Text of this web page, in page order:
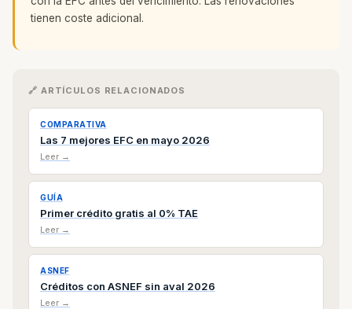
tienen coste adicional.
🔗 ARTÍCULOS RELACIONADOS
COMPARATIVA
Las 7 mejores EFC en mayo 2026
Leer →
GUÍA
Primer crédito gratis al 0% TAE
Leer →
ASNEF
Créditos con ASNEF sin aval 2026
Leer →